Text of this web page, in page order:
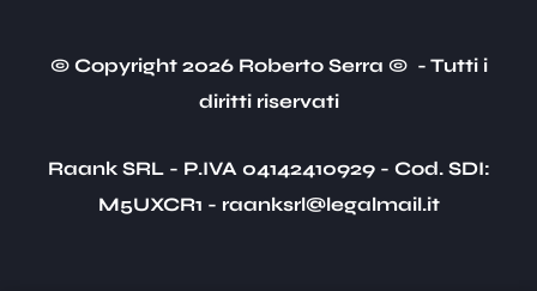
© Copyright 2026 Roberto Serra © - Tutti i
diritti riservati
Raank SRL - P.IVA 04142410929 - Cod. SDI:
M5UXCR1 - raanksrl@legalmail.it